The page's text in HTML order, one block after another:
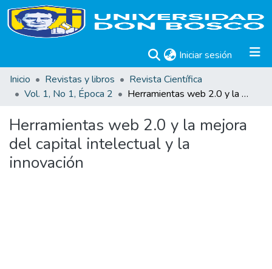
Iniciar sesión (current)
Inicio
Revistas y libros
Revista Científica
Vol. 1, No 1, Época 2
Herramientas web 2.0 y la mejora del capital intelectual y la innovación
Herramientas web 2.0 y la mejora
del capital intelectual y la
innovación